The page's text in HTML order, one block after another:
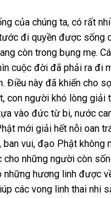
của chúng ta, có rất
đi quyền được sống
còn trong bụng mẹ.
cuộc đời đã phải ra đi
Điều này đã khiến cho
con người khó lòng giải
vào đức từ bi, nước
mới giải hết nỗi oan
ban vui, đạo Phật không
cho những người còn
những hương linh được
các vong linh thai nhi